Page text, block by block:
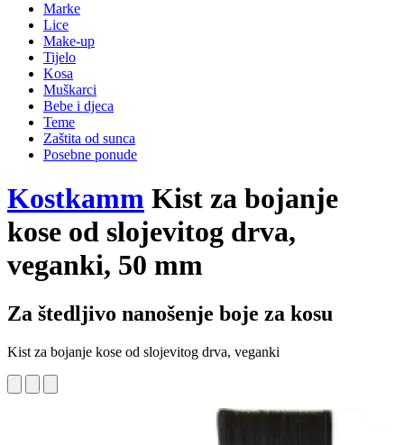
Marke
Lice
Make-up
Tijelo
Kosa
Muškarci
Bebe i djeca
Teme
Zaštita od sunca
Posebne ponude
Kostkamm Kist za bojanje
kose od slojevitog drva,
veganki, 50 mm
Za štedljivo nanošenje boje za kosu
Kist za bojanje kose od slojevitog drva, veganki